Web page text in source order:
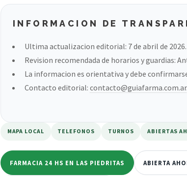
INFORMACION DE
Ultima actualizacion editorial: 7 de abril de 2026.
Revision recomendada de horarios y guardias:
La informacion es orientativa y debe
Contacto editorial: contacto@guiafarma.com.ar.
MAPA LOCAL TELEFONOS TURNOS ABIERTAS
FARMACIA 24 HS EN LAS PIEDRITAS ABIERTA